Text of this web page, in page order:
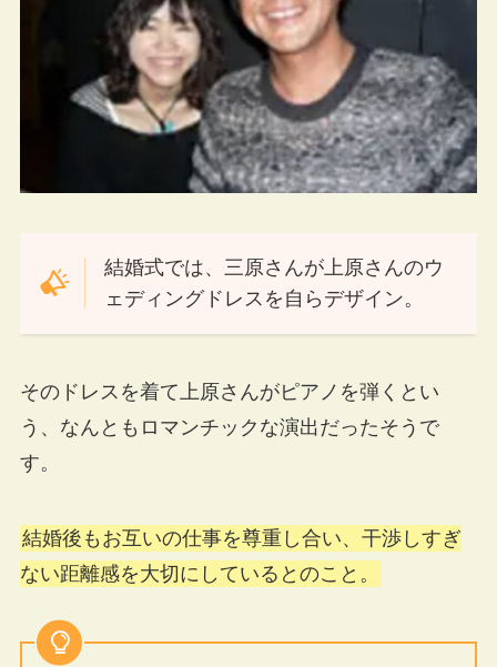
結婚式では、三原さんが上原さんのウ
ェディングドレスを自らデザイン。
そのドレスを着て上原さんがピアノを弾くとい
う、なんともロマンチックな演出だったそうで
す。
結婚後もお互いの仕事を尊重し合い、干渉しすぎ
ない距離感を大切にしているとのこと。